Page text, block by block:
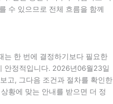
수 있으므로 전체 흐름을 함께
는 한 번에 결정하기보다 필요한
안정적입니다. 2026년06월23일
고, 그다음 조건과 절차를 확인한
황에 맞는 안내를 받으면 더 정